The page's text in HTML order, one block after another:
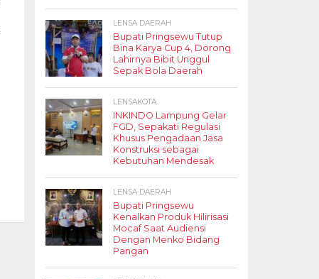
LENSA DAERAH
Bupati Pringsewu Tutup
Bina Karya Cup 4, Dorong
Lahirnya Bibit Unggul
Sepak Bola Daerah
LENSAKOTA
INKINDO Lampung Gelar
FGD, Sepakati Regulasi
Khusus Pengadaan Jasa
Konstruksi sebagai
Kebutuhan Mendesak
LENSA DAERAH
Bupati Pringsewu
Kenalkan Produk Hilirisasi
Mocaf Saat Audiensi
Dengan Menko Bidang
Pangan